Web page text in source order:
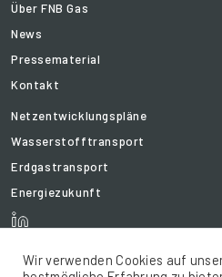
Über FNB Gas
News
Pressematerial
Kontakt
Netzentwicklungspläne
Wasserstofftransport
Erdgastransport
Energiezukunft
Wir verwenden Cookies auf